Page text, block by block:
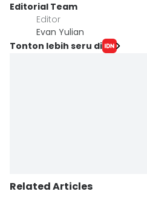
Editorial Team
Editor
Evan Yulian
Tonton lebih seru di
Related Articles